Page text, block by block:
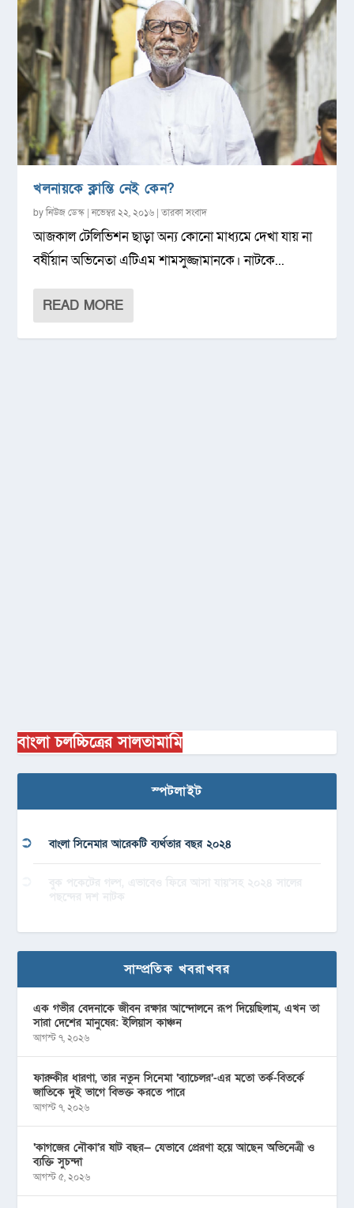
খলনায়কে ক্লান্তি নেই কেন?
byনিউজ ডেস্ক |নভেম্বর ২২, ২০১৬ |তারকা সংবাদ
আজকাল টেলিভিশন ছাড়া অন্য কোনো মাধ্যমে দেখা যায় না
বর্ষীয়ান অভিনেতা এটিএম শামসুজ্জামানকে। নাটকে...
READ MORE
বাংলা চলচ্চিত্রের সালতামামি
স্পটলাইট
বাংলা সিনেমার আরেকটি ব্যর্থতার বছর ২০২৪
সাম্প্রতিক খবরাখবর
এক গভীর বেদনাকে জীবন রক্ষার আন্দোলনে রূপ দিয়েছিলাম, এখন তা
সারা দেশের মানুষের: ইলিয়াস কাঞ্চন
আগস্ট ৭, ২০২৬
ফারুকীর ধারণা, তার নতুন সিনেমা ‘ব্যাচেলর’-এর মতো তর্ক-বিতর্কে
জাতিকে দুই ভাগে বিভক্ত করতে পারে
আগস্ট ৭, ২০২৬
‘কাগজের নৌকা’র ষাট বছর— যেভাবে প্রেরণা হয়ে আছেন অভিনেত্রী ও
ব্যক্তি সুচন্দা
আগস্ট ৫, ২০২৬